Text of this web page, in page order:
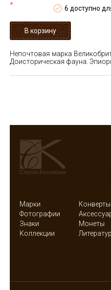
*
6 доступно
Непочтовая марка
Доисторическая фауна.
Марки Конверты
Фотографии
Знаки
Монеты
Коллекции